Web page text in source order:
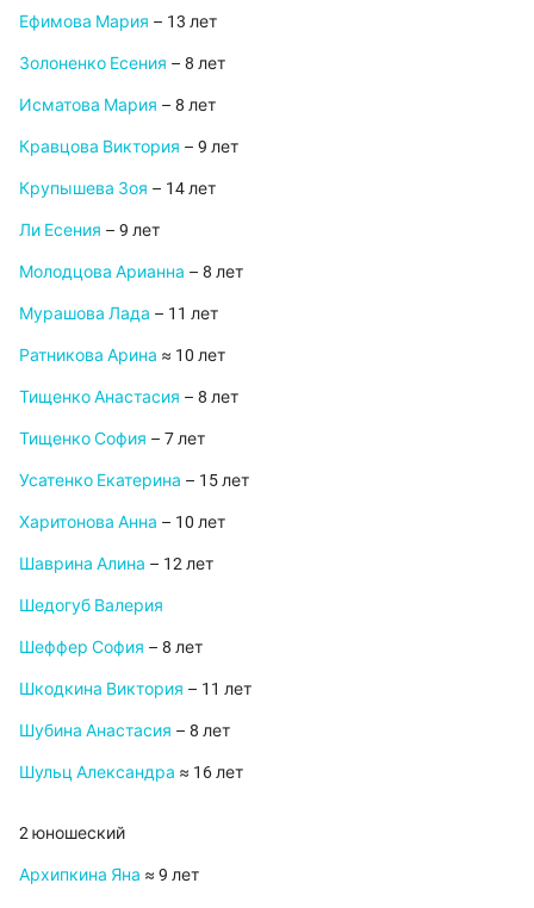
Ефимова Мария – 13 лет
Золоненко Есения – 8 лет
Исматова Мария – 8 лет
Кравцова Виктория – 9 лет
Крупышева Зоя – 14 лет
Ли Есения – 9 лет
Молодцова Арианна – 8 лет
Мурашова Лада – 11 лет
Ратникова Арина ≈ 10 лет
Тищенко Анастасия – 8 лет
Тищенко София – 7 лет
Усатенко Екатерина – 15 лет
Харитонова Анна – 10 лет
Шаврина Алина – 12 лет
Шедогуб Валерия
Шеффер София – 8 лет
Шкодкина Виктория – 11 лет
Шубина Анастасия – 8 лет
Шульц Александра ≈ 16 лет
2 юношеский
Архипкина Яна ≈ 9 лет